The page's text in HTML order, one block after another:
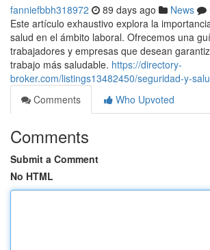
fanniefbbh318972 89 days ago News
Este artículo exhaustivo explora la
salud en el ámbito laboral. Ofrecemos una
trabajadores y empresas que desean
trabajo más saludable. https://directory-
broker.com/listings13482450/seguridad-y-
Comments
Who Upvoted
Comments
Submit a Comment
No HTML